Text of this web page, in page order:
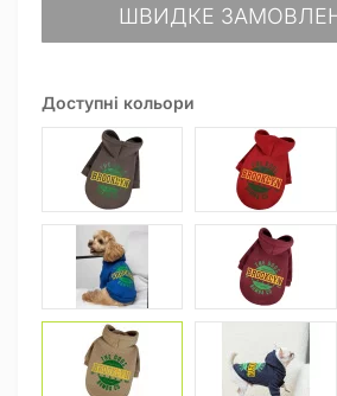
Доступні кольори
ШВИДКЕ